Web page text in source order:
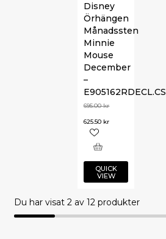
Disney
Örhängen
Månadssten
Minnie
Mouse
December
–
E905162RDECL.CS
695.00kr
625.50 kr
QUICK
VIEW
Du har visat 2av 12 produkter